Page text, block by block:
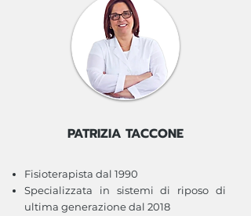
PATRIZIA TACCONE
Fisioterapista dal 1990
Specializzata in sistemi di riposo di
ultima generazione dal 2018